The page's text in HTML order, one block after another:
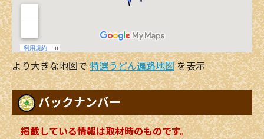
より大きな地図で特選うどん遍路地図を表示
バックナンバー
掲載している情報は取材時のものです。